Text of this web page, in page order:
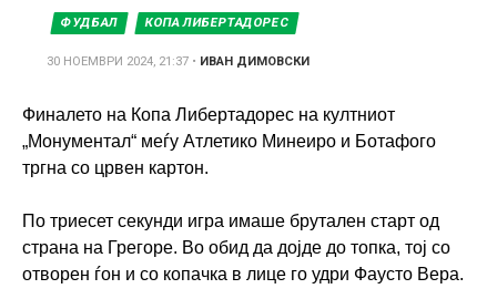
ФУДБАЛ КОПА ЛИБЕРТАДОРЕС
30 НОЕМВРИ 2024, 21:37 • ИВАН ДИМОВСКИ
Финалето на Копа Либертадорес на култниот
„Монументал“ меѓу Атлетико Минеиро и Ботафого
тргна со црвен картон.
По триесет секунди игра имаше брутален старт од
страна на Грегоре. Во обид да дојде до топка, тој со
отворен ѓон и со копачка в лице го удри Фаусто Вера.